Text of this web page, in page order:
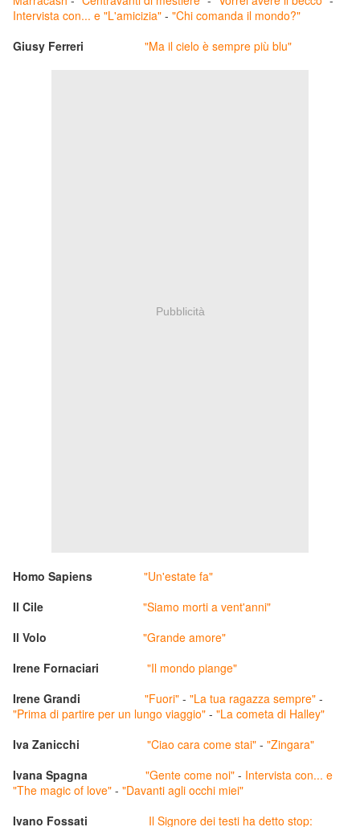
Intervista con... e "L'amicizia" - "Chi comanda il mondo?"
Giusy Ferreri
"Ma il cielo è sempre più blu"
Pubblicità
Homo Sapiens
"Un'estate fa"
Il Cile
"Siamo morti a vent'anni"
Il Volo
"Grande amore"
Irene Fornaciari
"Il mondo piange"
Irene Grandi
"Fuori" - "La tua ragazza sempre" -
"Prima di partire per un lungo viaggio" - "La cometa di Halley"
Iva Zanicchi
"Ciao cara come stai" - "Zingara"
Ivana Spagna
"Gente come noi" - Intervista con... e
"The magic of love" - "Davanti agli occhi miei"
Ivano Fossati
Il Signore dei testi ha detto stop: